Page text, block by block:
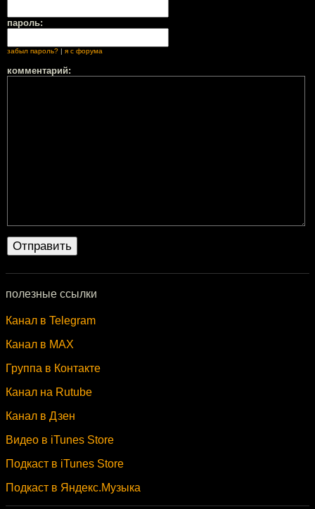
пароль:
забыл пароль? я с форума
комментарий:
полезные ссылки
Канал в Telegram
Канал в MAX
Группа в Контакте
Канал на Rutube
Канал в Дзен
Видео в iTunes Store
Подкаст в iTunes Store
Подкаст в Яндекс.Музыка